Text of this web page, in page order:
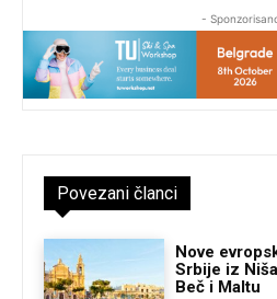
-
Povezani članci
Nove
Srbije iz
Beč i Maltu